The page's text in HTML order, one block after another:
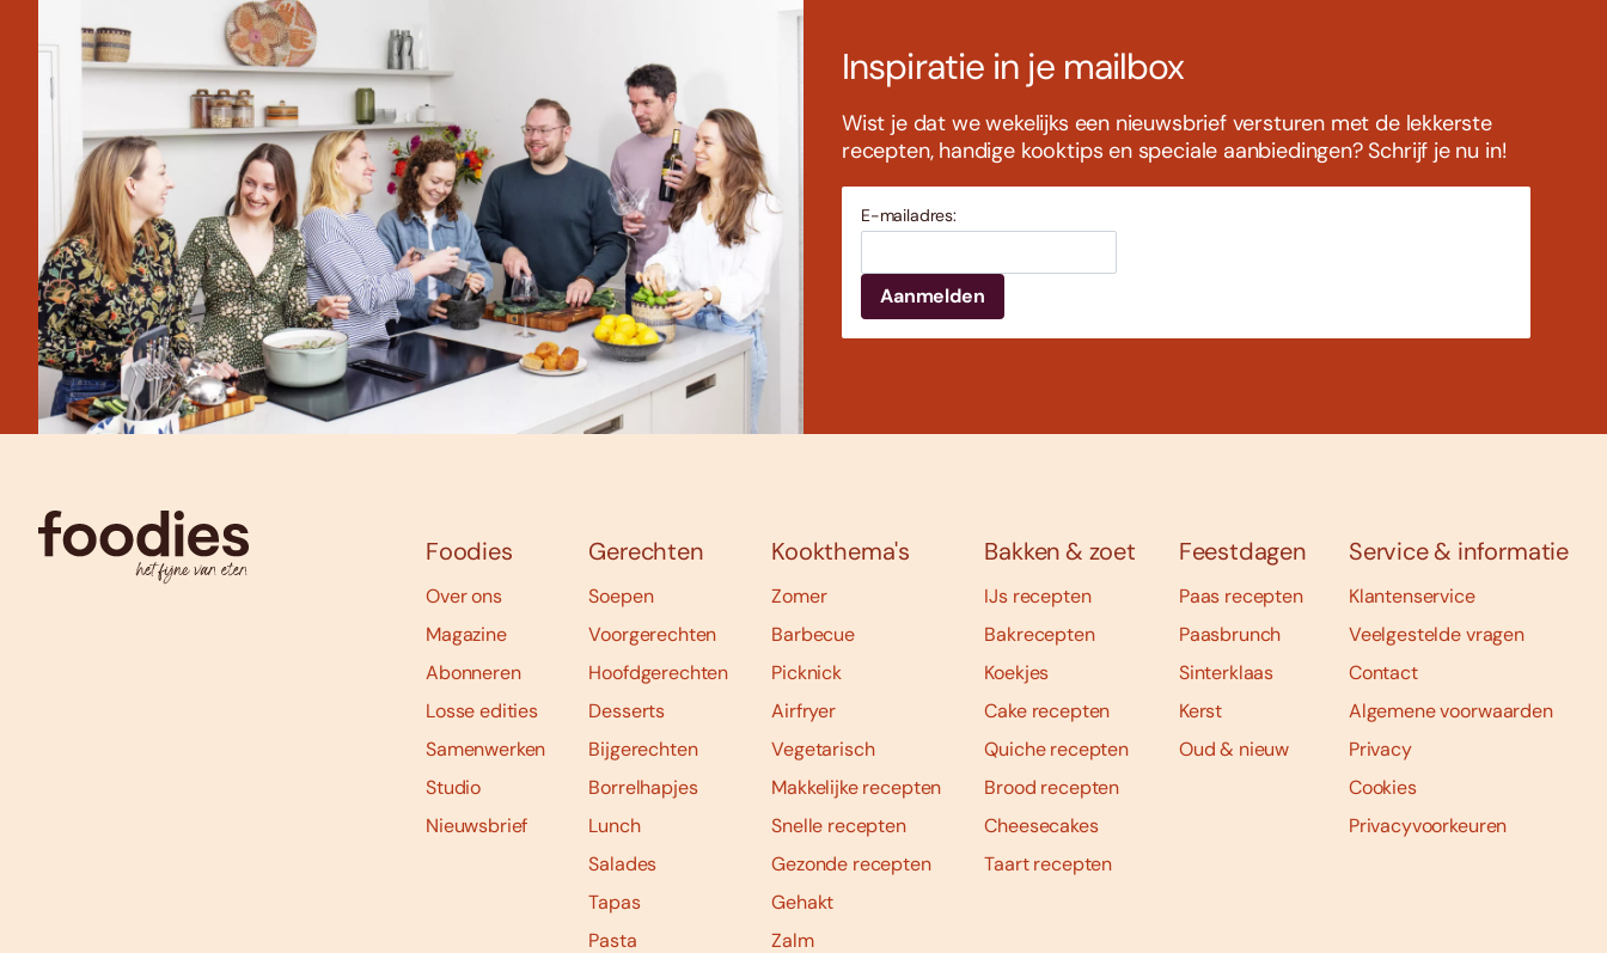
Inspiratie in je mailbox
Wist je dat we wekelijks een nieuwsbrief versturen met de lekkerste
recepten, handige kooktips en speciale aanbiedingen? Schrijf je nu in!
E-mailadres:
Foodies
Over ons
Magazine
Abonneren
Losse edities
Samenwerken
Studio
Nieuwsbrief
Gerechten
Soepen
Voorgerechten
Hoofdgerechten
Desserts
Bijgerechten
Borrelhapjes
Lunch
Salades
Tapas
Pasta
Kookthema's
Zomer
Barbecue
Picknick
Airfryer
Vegetarisch
Makkelijke recepten
Snelle recepten
Gezonde recepten
Gehakt
Zalm
Bakken & zoet
IJs recepten
Bakrecepten
Koekjes
Cake recepten
Quiche recepten
Brood recepten
Cheesecakes
Taart recepten
Feestdagen
Paas recepten
Paasbrunch
Sinterklaas
Kerst
Oud & nieuw
Service & informatie
Klantenservice
Veelgestelde vragen
Contact
Algemene voorwaarden
Privacy
Cookies
Privacyvoorkeuren